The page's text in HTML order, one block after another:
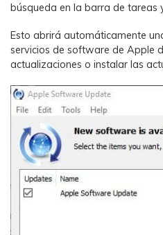
búsqueda en la barra de tareas
Esto abrirá automáticamente
servicios de software de Apple
actualizaciones o instalar las